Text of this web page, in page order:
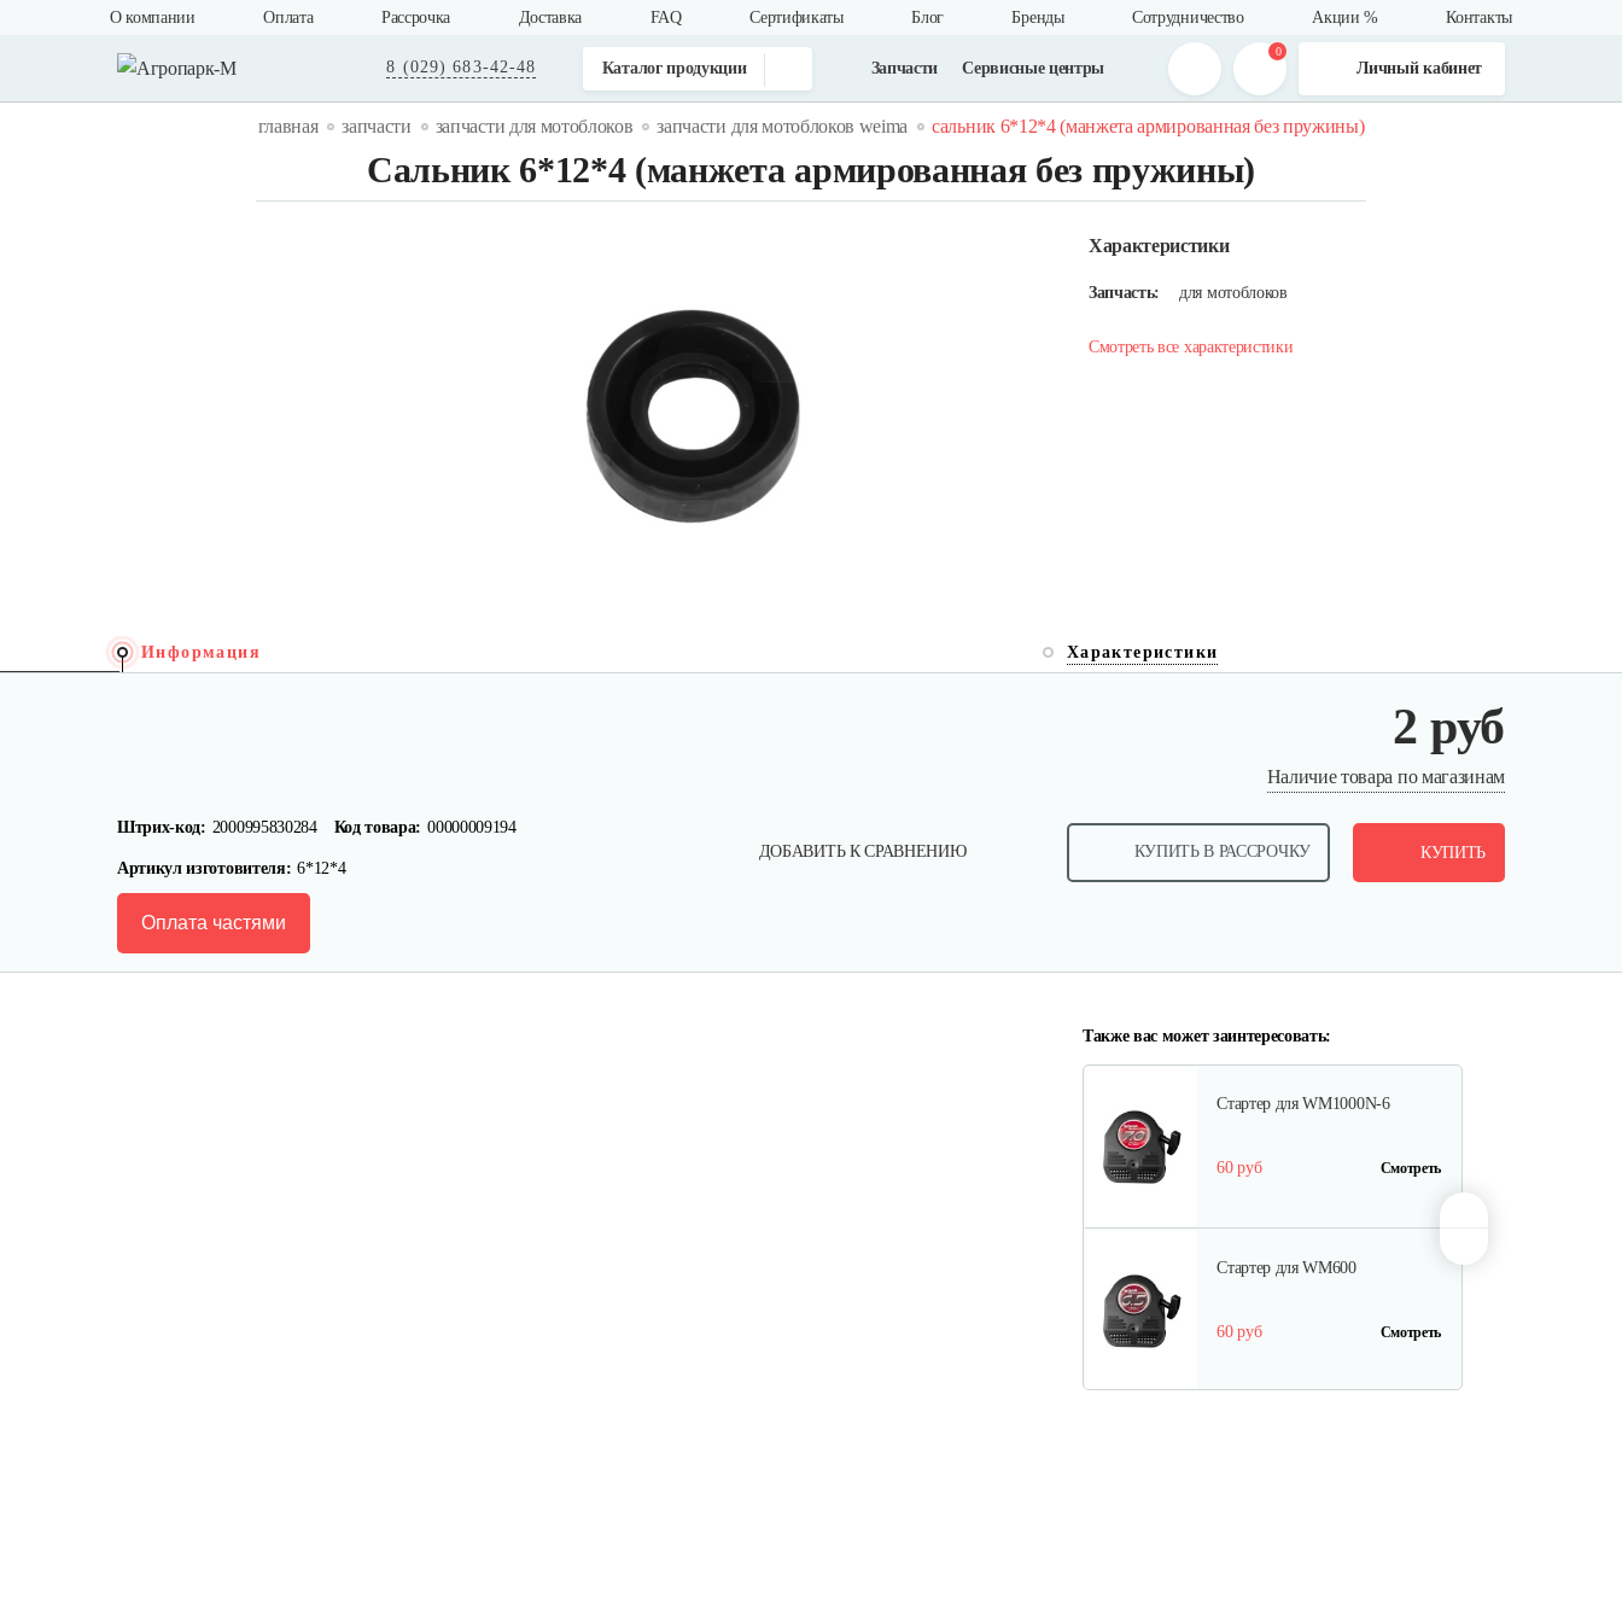
О компании Оплата Рассрочка Доставка FAQ Cертификаты Блог Бренды Сотрудничество Акции % Контакты
8 (029) 683-42-48 Каталог продукции Запчасти Сервисные центры
0
Личный кабинет
главная запчасти запчасти для мотоблоков запчасти для мотоблоков weima сальник 6*12*4 (манжета армированная без пружины)
Сальник 6*12*4 (манжета армированная без пружины)
Характеристики
Запчасть: для мотоблоков
Смотреть все характеристики
Информация Характеристики
2 руб
Наличие товара по магазинам
Штрих-код: 2000995830284 Код товара: 00000009194
Артикул изготовителя: 6*12*4
ДОБАВИТЬ К СРАВНЕНИЮ КУПИТЬ В РАССРОЧКУ КУПИТЬ
Оплата частями
Также вас может заинтересовать:
Кронштейн заднего крыла…
Стартер для WM1000N-6
60 руб Смотреть
Стартер для WM600
60 руб Смотреть